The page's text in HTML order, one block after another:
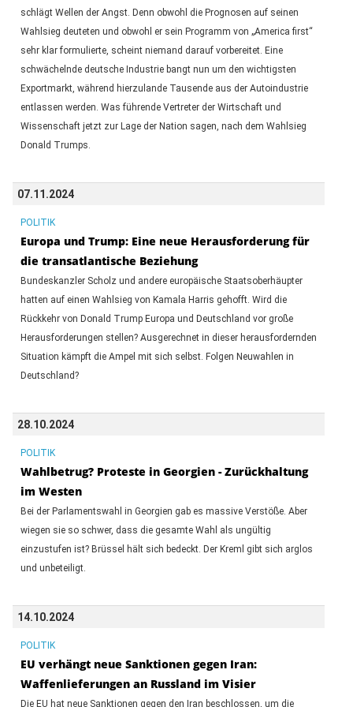
schlägt Wellen der Angst. Denn obwohl die Prognosen auf seinen
Wahlsieg deuteten und obwohl er sein Programm von „America first“
sehr klar formulierte, scheint niemand darauf vorbereitet. Eine
schwächelnde deutsche Industrie bangt nun um den wichtigsten
Exportmarkt, während hierzulande Tausende aus der Autoindustrie
entlassen werden. Was führende Vertreter der Wirtschaft und
Wissenschaft jetzt zur Lage der Nation sagen, nach dem Wahlsieg
Donald Trumps.
07.11.2024
POLITIK
Europa und Trump: Eine neue Herausforderung für
die transatlantische Beziehung
Bundeskanzler Scholz und andere europäische Staatsoberhäupter
hatten auf einen Wahlsieg von Kamala Harris gehofft. Wird die
Rückkehr von Donald Trump Europa und Deutschland vor große
Herausforderungen stellen? Ausgerechnet in dieser herausfordernden
Situation kämpft die Ampel mit sich selbst. Folgen Neuwahlen in
Deutschland?
28.10.2024
POLITIK
Wahlbetrug? Proteste in Georgien - Zurückhaltung
im Westen
Bei der Parlamentswahl in Georgien gab es massive Verstöße. Aber
wiegen sie so schwer, dass die gesamte Wahl als ungültig
einzustufen ist? Brüssel hält sich bedeckt. Der Kreml gibt sich arglos
und unbeteiligt.
14.10.2024
POLITIK
EU verhängt neue Sanktionen gegen Iran:
Waffenlieferungen an Russland im Visier
Die EU hat neue Sanktionen gegen den Iran beschlossen, um die